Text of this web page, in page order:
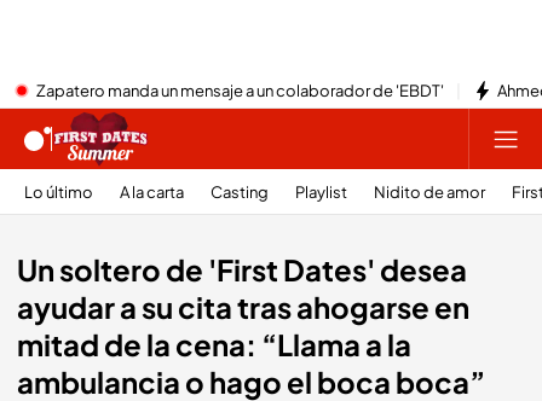
Zapatero manda un mensaje a un colaborador de 'EBDT'
Lo último A la carta Casting Playlist Nidito de amor
Un soltero de 'First Dates' desea
ayudar a su cita tras ahogarse en
mitad de la cena: “Llama a la
ambulancia o hago el boca boca”